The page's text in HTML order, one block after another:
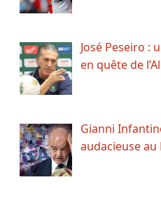
José Peseiro :
en quête de
Gianni
audacieuse au